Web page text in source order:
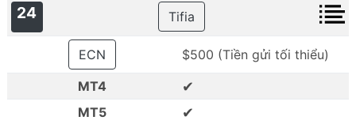
24 Tifia
ECN
$500 (Tiền gửi tối thiểu)
MT4
✔
MT5 ✔